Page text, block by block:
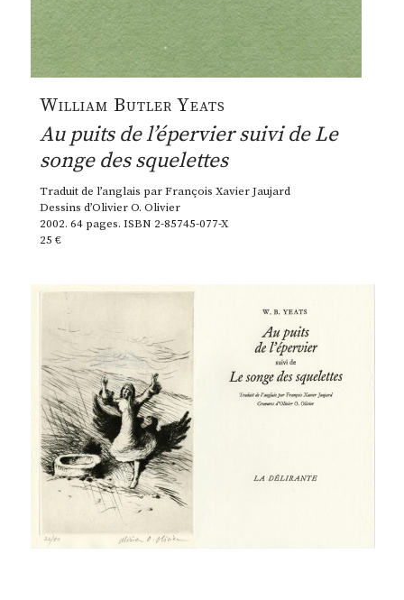
William Butler Yeats
Au puits de l’épervier suivi de Le
songe des squelettes
Traduit de l’anglais par François Xavier Jaujard
Dessins d’Olivier O. Olivier
2002. 64 pages. ISBN 2-85745-077-X
25 €